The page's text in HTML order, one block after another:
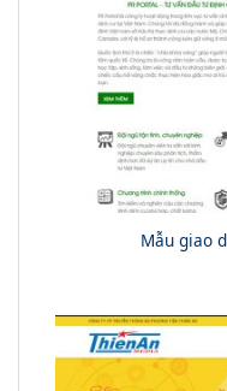
Mẫu giao